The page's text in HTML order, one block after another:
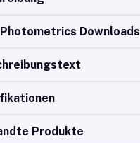
Downloads
Produkte